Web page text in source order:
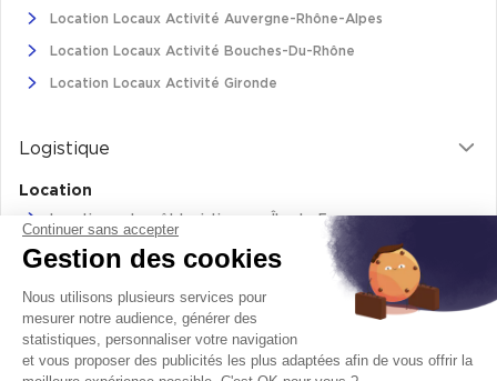
Location Locaux Activité Auvergne-Rhône-Alpes
Location Locaux Activité Bouches-Du-Rhône
Location Locaux Activité Gironde
Logistique
Location
Location entrepôt logistique en Île-de-France
Location entrepôt logistique Pas-de-Calais
Location de bâtiments logistiques en Auvergne-Rhône-Alpes
Location Logistique Bouches-Du-Rhône
Continuer sans accepter
Gestion des cookies
Nous utilisons plusieurs services pour
mesurer notre audience, générer des
statistiques, personnaliser votre navigation
et vous proposer des publicités les plus adaptées afin de vous offrir la